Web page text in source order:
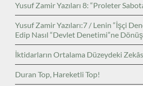
Yusuf Zamir Yazıları 8: “Proleter
Yusuf Zamir Yazıları:7 / Lenin “İşçi
Edip Nasıl “Devlet Denetimi”ne
İktidarların Ortalama Düzeydeki
Duran Top, Hareketli Top!